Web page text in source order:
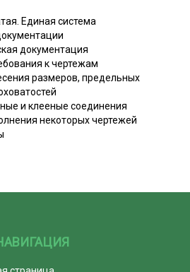
Единая система
документация
к чертежам
размеров, предельных
и клееные соединения
некоторых чертежей